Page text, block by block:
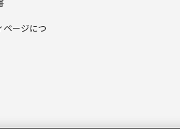
ページにつ